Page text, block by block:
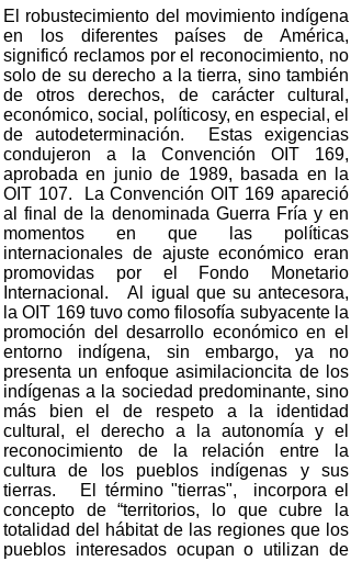
El robustecimiento del movimiento indígena
en los diferentes países de América,
significó reclamos por el reconocimiento, no
solo de su derecho a la tierra, sino también
de otros derechos, de carácter cultural,
económico, social, políticosy, en especial, el
de autodeterminación. Estas exigencias
condujeron a la Convención OIT 169,
aprobada en junio de 1989, basada en la
OIT 107. La Convención OIT 169 apareció
al final de la denominada Guerra Fría y en
momentos en que las políticas
internacionales de ajuste económico eran
promovidas por el Fondo Monetario
Internacional. Al igual que su antecesora,
la OIT 169 tuvo como filosofía subyacente la
promoción del desarrollo económico en el
entorno indígena, sin embargo, ya no
presenta un enfoque asimilacioncita de los
indígenas a la sociedad predominante, sino
más bien el de respeto a la identidad
cultural, el derecho a la autonomía y el
reconocimiento de la relación entre la
cultura de los pueblos indígenas y sus
tierras. El término "tierras", incorpora el
concepto de “territorios, lo que cubre la
totalidad del hábitat de las regiones que los
pueblos interesados ocupan o utilizan de